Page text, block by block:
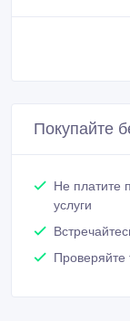
Покупайте
Не платите
услуги
Проверяйте